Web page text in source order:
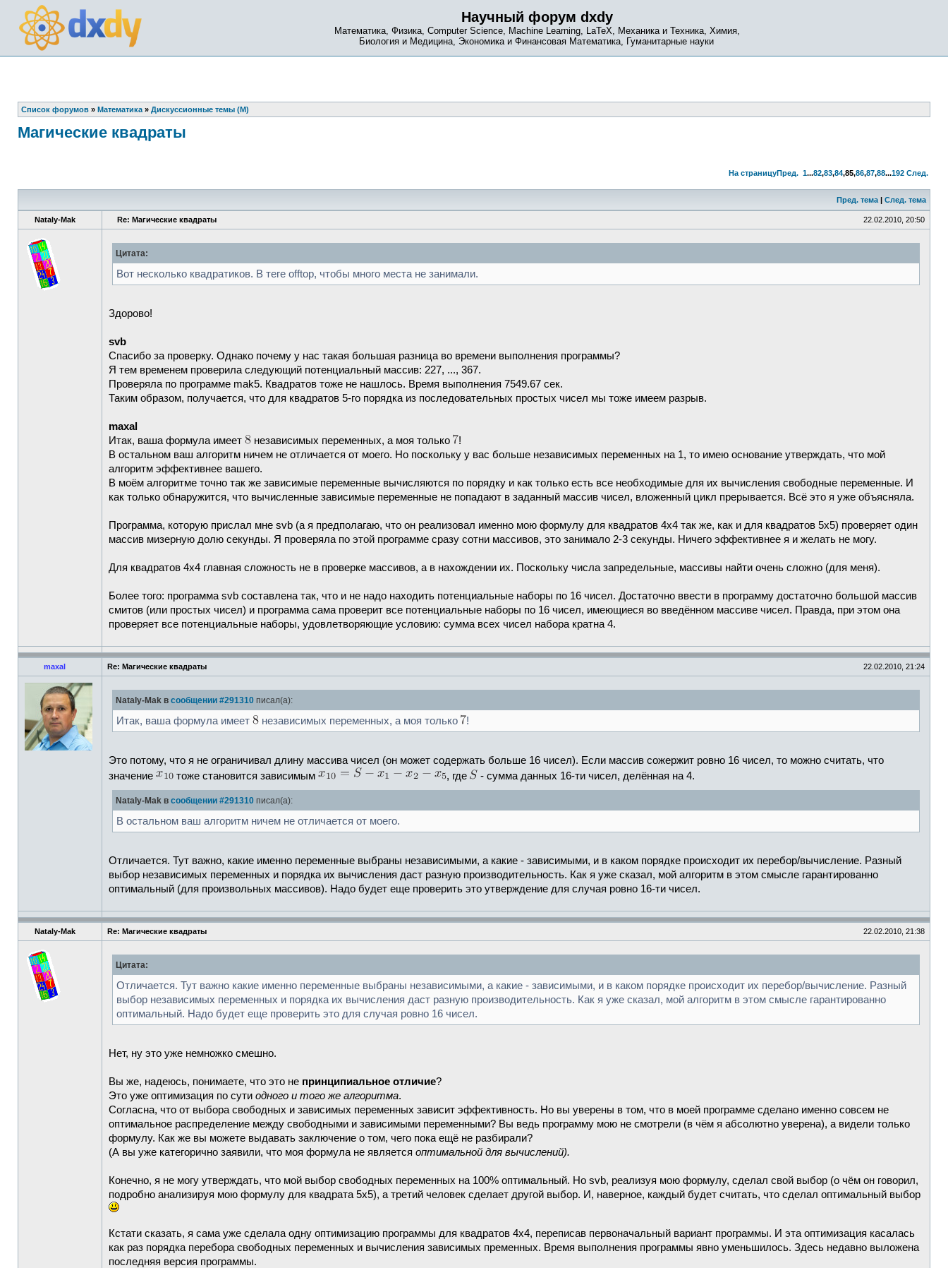
Научный форум dxdy
Математика, Физика, Computer Science, Machine Learning, LaTeX, Механика и Техника, Химия,
Биология и Медицина, Экономика и Финансовая Математика, Гуманитарные науки
Список форумов » Математика » Дискуссионные темы (М)
Магические квадраты
На страницуПред. 1...82,83,84,85,86,87,88...192 След.
Пред. тема | След. тема
Nataly-Mak Re: Магические квадраты 22.02.2010, 20:50
Цитата:
Вот несколько квадратиков. В теге offtop, чтобы много места не занимали.
Здорово!
svb
Спасибо за проверку. Однако почему у нас такая большая разница во времени выполнения программы?
Я тем временем проверила следующий потенциальный массив: 227, ..., 367.
Проверяла по программе mak5. Квадратов тоже не нашлось. Время выполнения 7549.67 сек.
Таким образом, получается, что для квадратов 5-го порядка из последовательных простых чисел мы тоже имеем разрыв.
maxal
Итак, ваша формула имеет
независимых переменных, а моя только
!
В остальном ваш алгоритм ничем не отличается от моего. Но поскольку у вас больше независимых переменных на 1, то имею основание утверждать, что мой
алгоритм эффективнее вашего.
В моём алгоритме точно так же зависимые переменные вычисляются по порядку и как только есть все необходимые для их вычисления свободные переменные. И
как только обнаружится, что вычисленные зависимые переменные не попадают в заданный массив чисел, вложенный цикл прерывается. Всё это я уже объясняла.
Программа, которую прислал мне svb (а я предполагаю, что он реализовал именно мою формулу для квадратов 4х4 так же, как и для квадратов 5х5) проверяет один
массив мизерную долю секунды. Я проверяла по этой программе сразу сотни массивов, это занимало 2-3 секунды. Ничего эффективнее я и желать не могу.
Для квадратов 4х4 главная сложность не в проверке массивов, а в нахождении их. Поскольку числа запредельные, массивы найти очень сложно (для меня).
Более того: программа svb составлена так, что и не надо находить потенциальные наборы по 16 чисел. Достаточно ввести в программу достаточно большой массив
смитов (или простых чисел) и программа сама проверит все потенциальные наборы по 16 чисел, имеющиеся во введённом массиве чисел. Правда, при этом она
проверяет все потенциальные наборы, удовлетворяющие условию: сумма всех чисел набора кратна 4.
maxal Re: Магические квадраты 22.02.2010, 21:24
Nataly-Mak в сообщении #291310 писал(а):
Итак, ваша формула имеет независимых переменных, а моя только !
Это потому, что я не ограничивал длину массива чисел (он может содержать больше 16 чисел). Если массив сожержит ровно 16 чисел, то можно считать, что
значение
тоже становится зависимым , где - сумма данных 16-ти чисел, делённая на 4.
Nataly-Mak в сообщении #291310 писал(а):
В остальном ваш алгоритм ничем не отличается от моего.
Отличается. Тут важно, какие именно переменные выбраны независимыми, а какие - зависимыми, и в каком порядке происходит их перебор/вычисление. Разный
выбор независимых переменных и порядка их вычисления даст разную производительность. Как я уже сказал, мой алгоритм в этом смысле гарантированно
оптимальный (для произвольных массивов). Надо будет еще проверить это утверждение для случая ровно 16-ти чисел.
Nataly-Mak Re: Магические квадраты 22.02.2010, 21:38
Цитата:
Отличается. Тут важно какие именно переменные выбраны независимыми, а какие - зависимыми, и в каком порядке происходит их перебор/вычисление. Разный
выбор независимых переменных и порядка их вычисления даст разную производительность. Как я уже сказал, мой алгоритм в этом смысле гарантированно
оптимальный. Надо будет еще проверить это для случая ровно 16 чисел.
Нет, ну это уже немножко смешно.
Вы же, надеюсь, понимаете, что это не принципиальное отличие?
Это уже оптимизация по сути одного и того же алгоритма.
Согласна, что от выбора свободных и зависимых переменных зависит эффективность. Но вы уверены в том, что в моей программе сделано именно совсем не
оптимальное распределение между свободными и зависимыми переменными? Вы ведь программу мою не смотрели (в чём я абсолютно уверена), а видели только
формулу. Как же вы можете выдавать заключение о том, чего пока ещё не разбирали?
(А вы уже категорично заявили, что моя формула не является оптимальной для вычислений).
Конечно, я не могу утверждать, что мой выбор свободных переменных на 100% оптимальный. Но svb, реализуя мою формулу, сделал свой выбор (о чём он говорил,
подробно анализируя мою формулу для квадрата 5х5), а третий человек сделает другой выбор. И, наверное, каждый будет считать, что сделал оптимальный выбор
Кстати сказать, я сама уже сделала одну оптимизацию программы для квадратов 4х4, переписав первоначальный вариант программы. И эта оптимизация касалась
как раз порядка перебора свободных переменных и вычисления зависимых пременных. Время выполнения программы явно уменьшилось. Здесь недавно выложена
последняя версия программы.